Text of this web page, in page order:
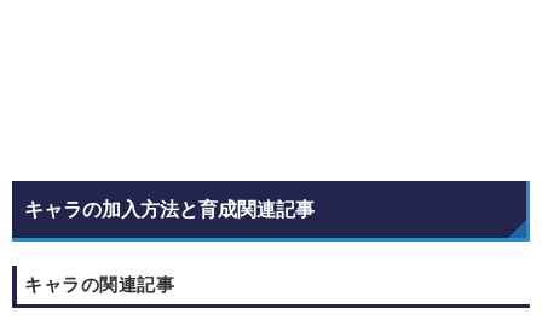
キャラの加入方法と育成関連記事
キャラの関連記事